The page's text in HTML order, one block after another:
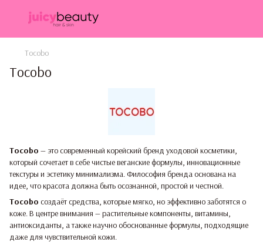
Tocobo
Tocobo
Tocobo — это современный корейский бренд уходовой косметики,
который сочетает в себе чистые веганские формулы, инновационные
текстуры и эстетику минимализма. Философия бренда основана на
идее, что красота должна быть осознанной, простой и честной.
Tocobo создаёт средства, которые мягко, но эффективно заботятся о
коже. В центре внимания — растительные компоненты, витамины,
антиоксиданты, а также научно обоснованные формулы, подходящие
даже для чувствительной кожи.